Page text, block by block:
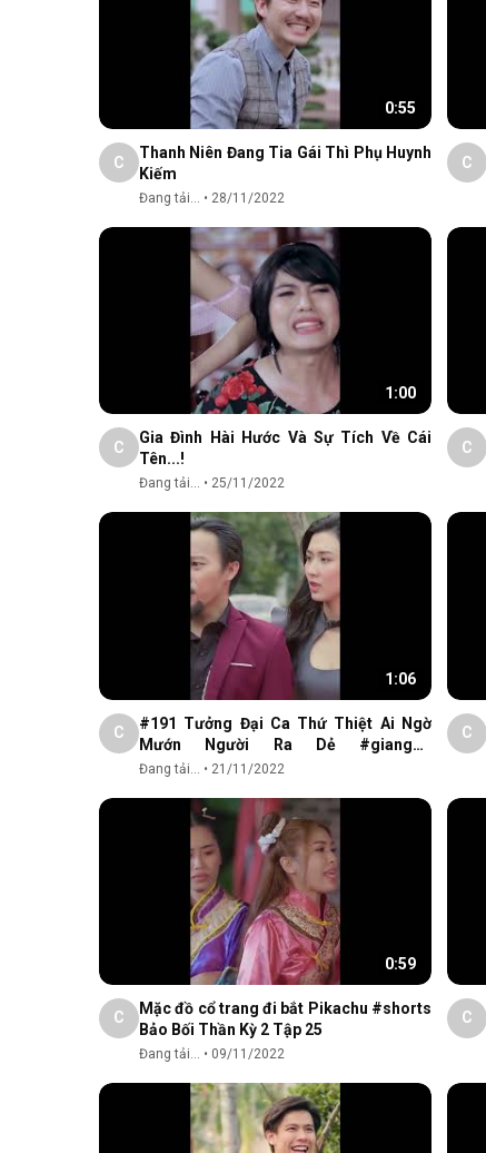
0:55
C
Thanh Niên Đang Tia Gái Thì Phụ Huynh
Kiếm
Đang tải... • 28/11/2022
C
1:00
C
Gia Đình Hài Hước Và Sự Tích Về Cái
Tên...!
Đang tải... • 25/11/2022
C
1:06
C
#191 Tưởng Đại Ca Thứ Thiệt Ai Ngờ
Mướn Người Ra Dẻ #giangho
#trumtruong #shorts #chidai
Đang tải... • 21/11/2022
C
0:59
C
Mặc đồ cổ trang đi bắt Pikachu #shorts
Bảo Bối Thần Kỳ 2 Tập 25
Đang tải... • 09/11/2022
C